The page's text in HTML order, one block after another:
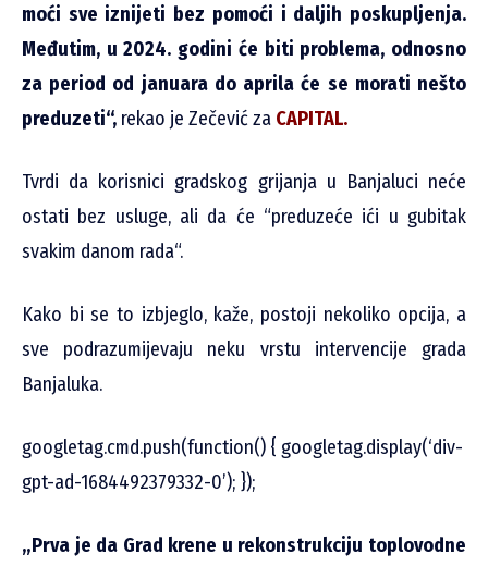
moći sve iznijeti bez pomoći i daljih poskupljenja.
Međutim, u 2024. godini će biti problema, odnosno
za period od januara do aprila će se morati nešto
preduzeti“, rekao je Zečević za CAPITAL.
Tvrdi da korisnici gradskog grijanja u Banjaluci neće
ostati bez usluge, ali da će “preduzeće ići u gubitak
svakim danom rada“.
Kako bi se to izbjeglo, kaže, postoji nekoliko opcija, a
sve podrazumijevaju neku vrstu intervencije grada
Banjaluka.
googletag.cmd.push(function() { googletag.display(‘div-
gpt-ad-1684492379332-0’); });
„Prva je da Grad krene u rekonstrukciju toplovodne